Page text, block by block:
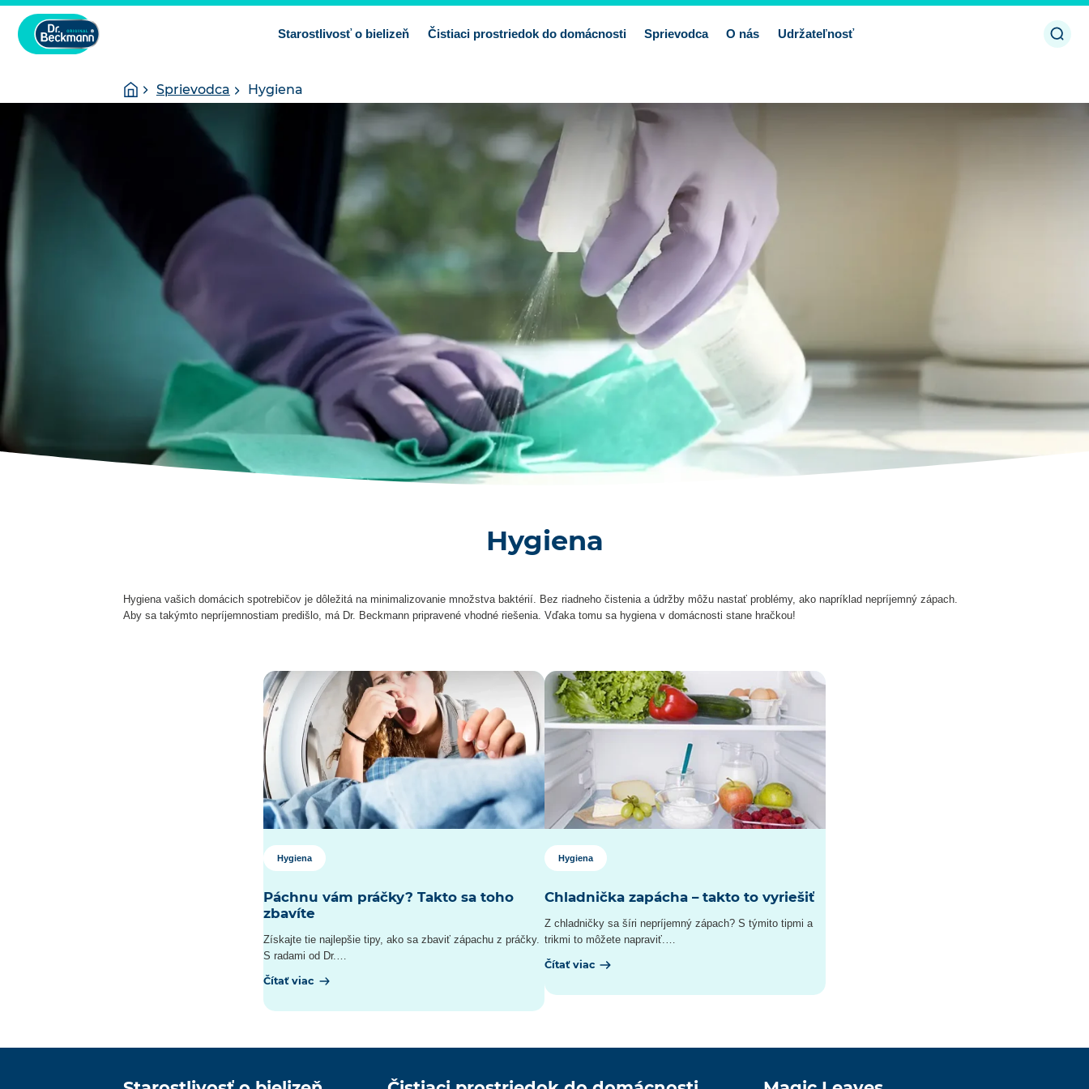
Starostlivosť o bielizeň Čistiaci prostriedok do domácnosti Sprievodca O nás Udržateľnosť
You
are
Homepage
Sprievodca Hygiena
Hygiena
Hygiena vašich domácich spotrebičov je dôležitá na minimalizovanie množstva baktérií. Bez riadneho čistenia a údržby môžu nastať problémy, ako napríklad nepríjemný zápach.
Aby sa takýmto nepríjemnostiam predišlo, má Dr. Beckmann pripravené vhodné riešenia. Vďaka tomu sa hygiena v domácnosti stane hračkou!
Hygiena
Páchnu vám práčky? Takto sa toho
zbavíte
Získajte tie najlepšie tipy, ako sa zbaviť zápachu z práčky.
S radami od Dr.…
Čítať viac
Hygiena
Chladnička zapácha – takto to vyriešiť
Z chladničky sa šíri nepríjemný zápach? S týmito tipmi a
trikmi to môžete napraviť.…
Čítať viac